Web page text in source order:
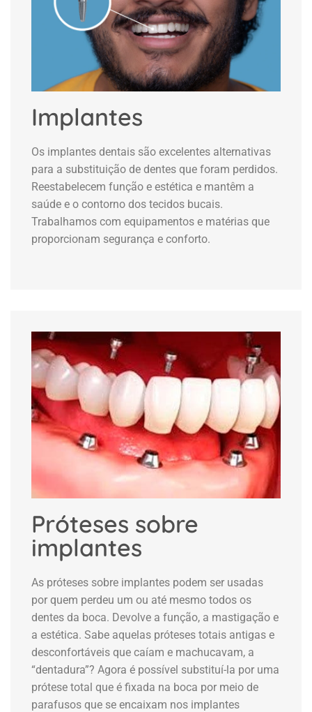
Implantes
Os implantes dentais são excelentes alternativas
para a substituição de dentes que foram perdidos.
Reestabelecem função e estética e mantêm a
saúde e o contorno dos tecidos bucais.
Trabalhamos com equipamentos e matérias que
proporcionam segurança e conforto.
Próteses sobre
implantes
As próteses sobre implantes podem ser usadas
por quem perdeu um ou até mesmo todos os
dentes da boca. Devolve a função, a mastigação e
a estética. Sabe aquelas próteses totais antigas e
desconfortáveis que caíam e machucavam, a
“dentadura”? Agora é possível substituí-la por uma
prótese total que é fixada na boca por meio de
parafusos que se encaixam nos implantes